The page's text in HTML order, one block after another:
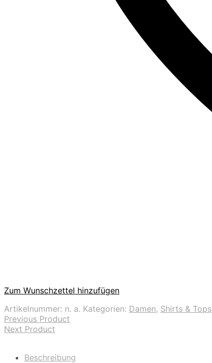
Zum Wunschzettel hinzufügen
Artikelnummer: n. a. Kategorien: Damen, Shirts & Tops
Previous Product
Next Product
Beschreibung